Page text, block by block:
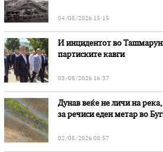
04/08/2026 15:15
И инцидентот во
партиските кавги
03/08/2026 16:37
Дунав веќе не личи на
за речиси еден метар во
02/08/2026 08:57